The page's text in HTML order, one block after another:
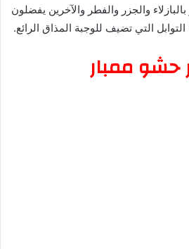
والجزر والفطر والآخرين يفضلون
التي تضيف للوجبة المذاق الرائع.
حشو ممبار